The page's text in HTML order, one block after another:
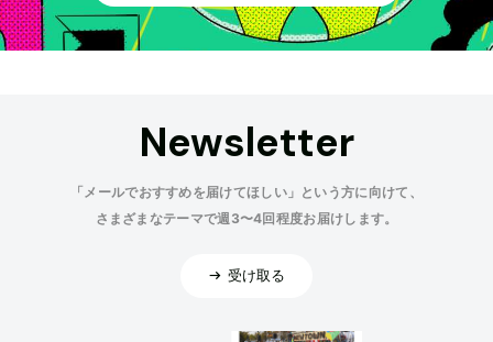
Newsletter
「メールでおすすめを届けてほしい」という方に向けて、
さまざまなテーマで週3〜4回程度お届けします。
受け取る